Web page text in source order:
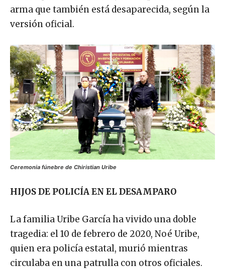
arma que también está desaparecida, según la
versión oficial.
Ceremonia fúnebre de Chiristian Uribe
HIJOS DE POLICÍA EN EL DESAMPARO
La familia Uribe García ha vivido una doble
tragedia: el 10 de febrero de 2020, Noé Uribe,
quien era policía estatal, murió mientras
circulaba en una patrulla con otros oficiales.